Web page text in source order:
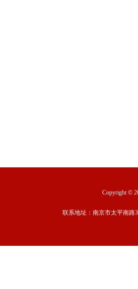
Copyright ©
联系地址：南京市太平南